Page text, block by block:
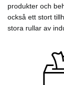
produkter och
också ett stort
stora rullar av